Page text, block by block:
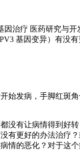
因治疗 医药研究与开
基因变异）有没
始发病，手脚红斑角
没有让病情得到好
有更好的办法治疗
情的恶化？对于这